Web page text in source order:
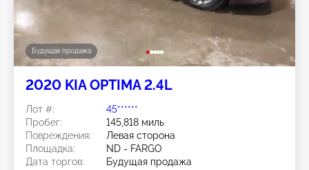
Будущая продажа
2020 KIA OPTIMA 2.4L
Лот #:
45******
Пробег:
145,818 миль
Повреждения:
Левая сторона
Площадка:
ND - FARGO
Дата торгов:
Будущая продажа